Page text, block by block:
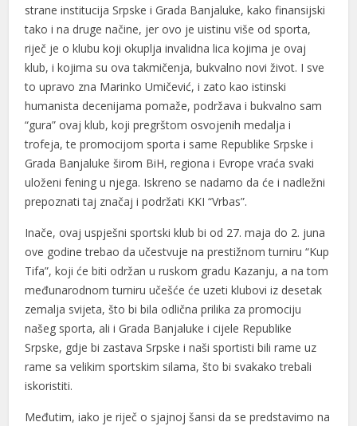
strane institucija Srpske i Grada Banjaluke, kako finansijski
tako i na druge načine, jer ovo je uistinu više od sporta,
riječ je o klubu koji okuplja invalidna lica kojima je ovaj
klub, i kojima su ova takmičenja, bukvalno novi život. I sve
to upravo zna Marinko Umičević, i zato kao istinski
humanista decenijama pomaže, podržava i bukvalno sam
“gura” ovaj klub, koji pregrštom osvojenih medalja i
trofeja, te promocijom sporta i same Republike Srpske i
Grada Banjaluke širom BiH, regiona i Evrope vraća svaki
uloženi fening u njega. Iskreno se nadamo da će i nadležni
prepoznati taj značaj i podržati KKI “Vrbas”.
Inače, ovaj uspješni sportski klub bi od 27. maja do 2. juna
ove godine trebao da učestvuje na prestižnom turniru “Kup
Tifa”, koji će biti održan u ruskom gradu Kazanju, a na tom
međunarodnom turniru učešće će uzeti klubovi iz desetak
zemalja svijeta, što bi bila odlična prilika za promociju
našeg sporta, ali i Grada Banjaluke i cijele Republike
Srpske, gdje bi zastava Srpske i naši sportisti bili rame uz
rame sa velikim sportskim silama, što bi svakako trebali
iskoristiti.
Međutim, iako je riječ o sjajnoj šansi da se predstavimo na